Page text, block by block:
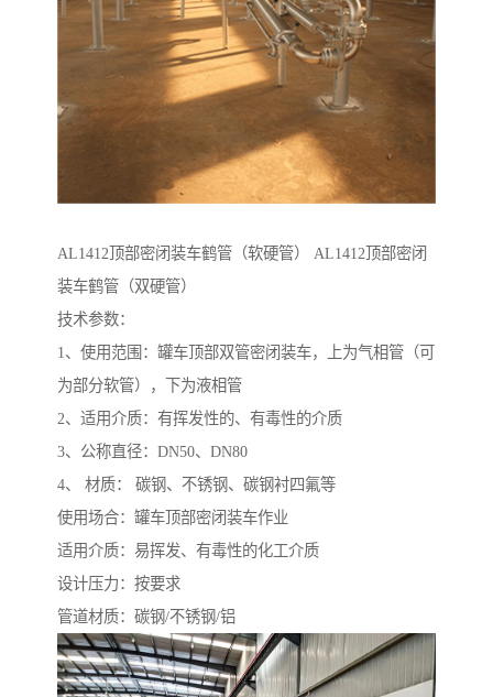
AL1412顶部密闭装车鹤管（软硬管） AL1412顶部密闭
装车鹤管（双硬管）
技术参数：
1、使用范围：罐车顶部双管密闭装车，上为气相管（可
为部分软管），下为液相管
2、适用介质：有挥发性的、有毒性的介质
3、公称直径：DN50、DN80
4、 材质： 碳钢、不锈钢、碳钢衬四氟等
使用场合：罐车顶部密闭装车作业
适用介质：易挥发、有毒性的化工介质
设计压力：按要求
管道材质：碳钢/不锈钢/铝